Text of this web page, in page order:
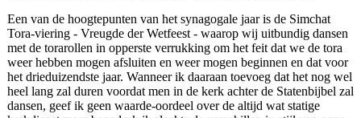
Een van de hoogtepunten van het synagogale jaar is de Simchat
Tora‑viering ‑ Vreugde der Wetfeest ‑ waarop wij uitbundig dansen
met de torarollen in opperste verrukking om het feit dat we de tora
weer hebben mogen afsluiten en weer mogen beginnen en dat voor
het drieduizendste jaar. Wanneer ik daaraan toevoeg dat het nog wel
heel lang zal duren voordat men in de kerk achter de Statenbijbel zal
dansen, geef ik geen waarde‑oordeel over de altijd wat statige